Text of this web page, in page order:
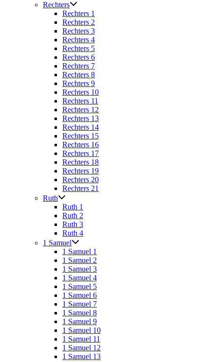
Rechters
Rechters 1
Rechters 2
Rechters 3
Rechters 4
Rechters 5
Rechters 6
Rechters 7
Rechters 8
Rechters 9
Rechters 10
Rechters 11
Rechters 12
Rechters 13
Rechters 14
Rechters 15
Rechters 16
Rechters 17
Rechters 18
Rechters 19
Rechters 20
Rechters 21
Ruth
Ruth 1
Ruth 2
Ruth 3
Ruth 4
1 Samuel
1 Samuel 1
1 Samuel 2
1 Samuel 3
1 Samuel 4
1 Samuel 5
1 Samuel 6
1 Samuel 7
1 Samuel 8
1 Samuel 9
1 Samuel 10
1 Samuel 11
1 Samuel 12
1 Samuel 13